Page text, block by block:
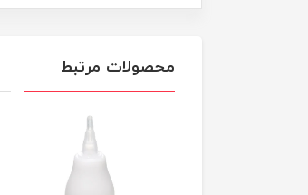
محصولات مرتبط